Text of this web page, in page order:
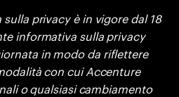
privacy è in vigore dal 18
informativa sulla privacy
in modo da riflettere
con cui Accenture
o qualsiasi cambiamento